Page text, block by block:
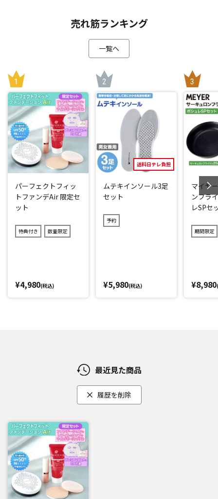
その秘密は配合された「8色の偏光パウダー」。肌色をコント
ロールし、悩みを自然にカバー。お肌に透明感や輝きを与え
キレイに見せてくれます。(※メーキャップ効果による)
ツヤ肌を目指しました。
美容成分追加
花粉やPM2.5などでゆらぎやすいお肌もガード(*4)。さらに、
3種類のコラーゲンと４種類のヒアルロン酸、ナノビタミンカ
プセルなど(*5)、お肌にうれしい成分をぜいたくに配合。
パラベンやアルコール、鉱物油、合成香料、タール色素も不
使用です。
◆さらにスペシャルな限定セット！
・メルティローズスパリップ
SPF23 PA++で紫外線をカット。紫外線から乾燥した唇を守
り、うるおいを与えながら、やさしいほんのりピンクに発色
肌の上でくるくるとマッサージするだけで、がんこな古い角
独特の密着感を叶えるため、バイオセルロースを採用したこ
だわりのマスクがピタッとお肌に密着！さらに、今話題のLO
X活性卵殻膜(*7)と加水分解卵殻膜(*8)を配合。角質層のすみ
ずみまでうるおいを届けます。
の方はご使用をお控えください。
・珠肌石鹸(ミニ)
黒ずみを含む古い角質を優しく洗い流し、やわらかくツヤの
ある明るい透明感のある肌へ。
こだわりの成分を配合。洗うだけではなく、古い角質をケア
しながらやさしく洗い流します。マイルドなフローラル系の
売れ筋ランキング
一覧へ
パーフェクトフィッ
トファンデAir 限定セ
ット
特典付き 数量限定
¥4,980(税込)
送料日テレ負担
ムテキインソール3足
セット
予約
¥5,980(税込)
マイヤ
ンフラ
レSPセ
期間限定
¥8,980
最近見た商品
履歴を削除